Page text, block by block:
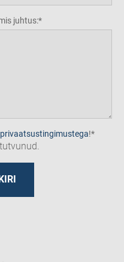
juhtus:
privaatsustingimustega!